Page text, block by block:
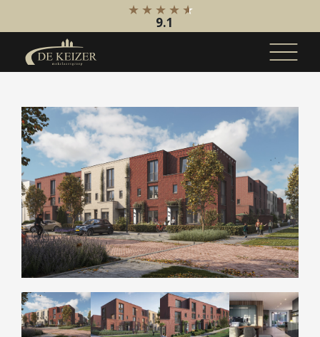
Koopaanbod
Bestaande bouw
Internationaal
Nieuwbouw
Bedrijfsaanbod
Huuraanbod
Bestaande bouw
Internationaal
Nieuwbouw
Bedrijfsaanbod
9.1